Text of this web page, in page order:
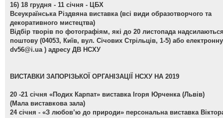
16) 18 грудня - 11 січня - ЦБХ
Всеукраїнська Різдвяна виставка (всі види образотворчого та
декоративного мистецтва)
Відбір творів по фотографіям, які до 20 листопада
поштову (04053, Київ, вул. Січових Стрільців, 1-5) або
dv56@i.ua ) адресу ДВ НСХУ
ВИСТАВКИ ЗАПОРІЗЬКОЇ ОРГАНІЗАЦІЇ НСХУ НА 2019
20 -21 січня «Подих Карпат» виставка Ігоря Юрченка (Львів)
(Мала виставкова зала)
24 січня - «З любов’ю до природи» персональна виставка